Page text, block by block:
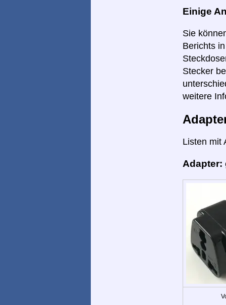
Einige
Sie
Berichts
Stecker
weitere
Listen mit
Adapter: